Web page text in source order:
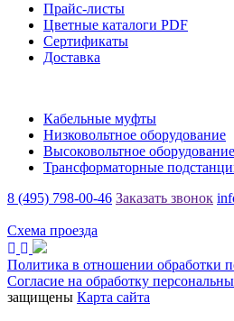
Прайс-листы
Цветные каталоги PDF
Сертификаты
Доставка
Кабельные муфты
Низковольтное оборудование
Высоковольтное оборудование
Трансформаторные
8 (495) 798-00-46 Заказать звонок
Схема проезда
Политика в отношении обработки
Согласие на обработку
защищены Карта сайта